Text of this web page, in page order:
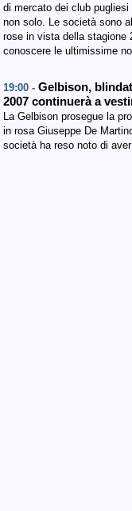
di mercato dei club
non solo. Le società sono
rose in vista della stagione
conoscere le ultimissime
19:00 - Gelbison,
2007 continuerà a
La Gelbison prosegue la
in rosa Giuseppe De
società ha reso noto di